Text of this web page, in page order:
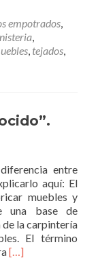
empotrados,
,
, tejados,
entre
aquí: El
muebles y
una base de
de la carpintería
El término
L[…]